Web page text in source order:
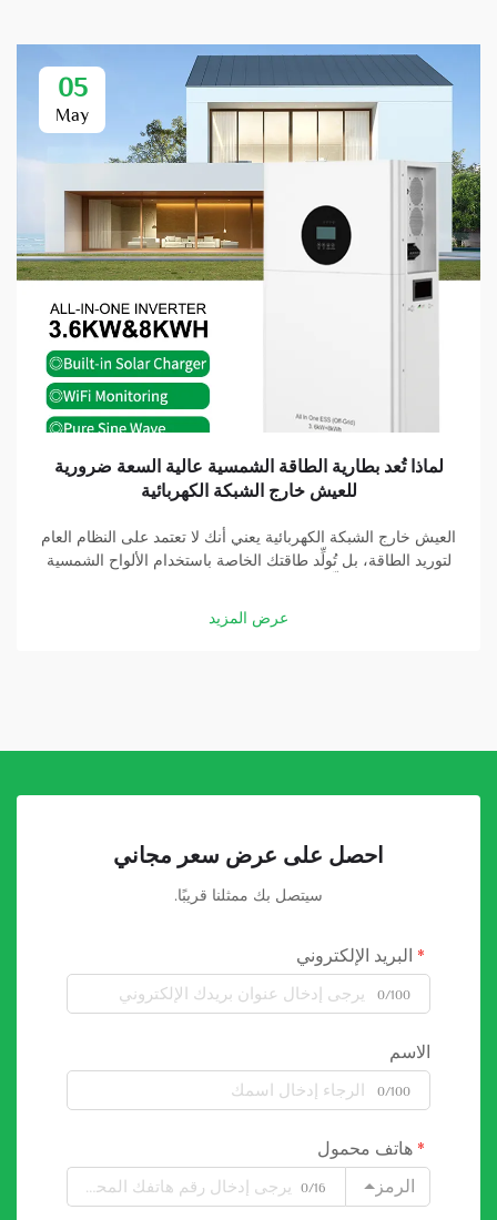
05
May
لماذا تُعد بطارية الطاقة الشمسية عالية السعة ضرورية
للعيش خارج الشبكة الكهربائية
العيش خارج الشبكة الكهربائية يعني أنك لا تعتمد على النظام العام
لتوريد الطاقة، بل تُولِّد طاقتك الخاصة باستخدام الألواح الشمسية
أساسيًّا في هذه المنظومة. وبفضل بطارية جيدة، يمكنك تخزين
الطاقة التي تولِّدها الألواح الشمسية...
عرض المزيد
احصل على عرض سعر مجاني
سيتصل بك ممثلنا قريبًا.
البريد الإلكتروني
0/100
الاسم
0/100
هاتف محمول
الرمز
0/16